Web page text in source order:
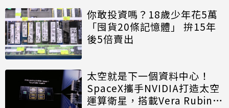
你敢投資嗎？18歲少年花5萬
「囤貨20條記憶體」 拚15年
後5倍賣出
太空就是下一個資料中心！
SpaceX攜手NVIDIA打造太空
運算衛星，搭載Vera Rubin運